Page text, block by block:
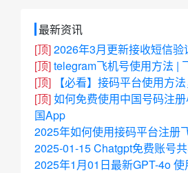
最新资讯
[顶]2026年3月更新接收短信验
[顶]telegram飞机号使用方法 |
[顶]
【必看】接码平台使用方
[顶]如何免费使用中国号码注
国App
2025年如何使用接码平台注册
2025-01-15 Chatgpt免费账号
2025年1月01日最新GPT-4o 使